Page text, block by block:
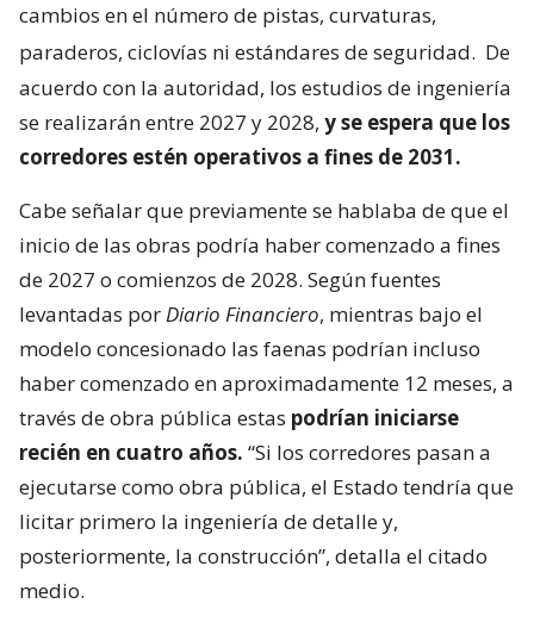
cambios en el número de pistas, curvaturas,
paraderos, ciclovías ni estándares de seguridad. De
acuerdo con la autoridad, los estudios de ingeniería
se realizarán entre 2027 y 2028, y se espera que los
corredores estén operativos a fines de 2031.
Cabe señalar que previamente se hablaba de que el
inicio de las obras podría haber comenzado a fines
de 2027 o comienzos de 2028. Según fuentes
levantadas porDiario Financiero, mientras bajo el
modelo concesionado las faenas podrían incluso
haber comenzado en aproximadamente 12 meses, a
través de obra pública estas podrían iniciarse
recién en cuatro años. “Si los corredores pasan a
ejecutarse como obra pública, el Estado tendría que
licitar primero la ingeniería de detalle y,
posteriormente, la construcción”, detalla el citado
medio.